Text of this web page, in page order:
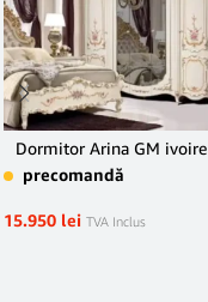
Dormitor Arina GM ivoire
precomandă
15.950 lei TVA Inclus